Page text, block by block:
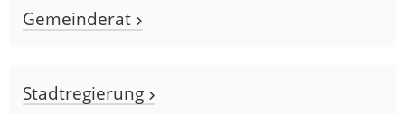
Gemeinderat
Stadtregierung